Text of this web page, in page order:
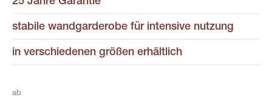
stabile wandgarderobe für intensive nutzung
in verschiedenen größen erhältlich
ab